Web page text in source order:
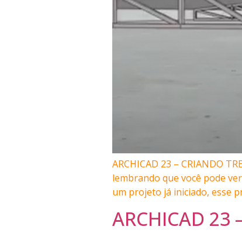
ARCHICAD 23 – CRIANDO
lembrando que você pode
um projeto já iniciado, esse
ARCHICAD 23